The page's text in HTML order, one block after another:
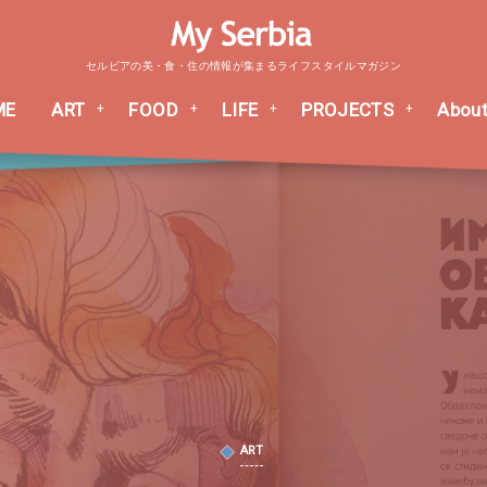
セルビアの美・食・住の情報が集まるライフスタイルマガジン
ART FOOD LIFE PROJECTS
ART